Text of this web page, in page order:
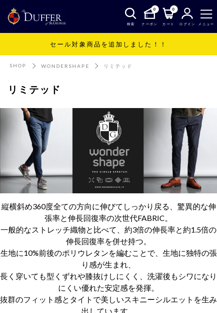
検索
0
クーポン
0
カート ログイン メニュー
セール対象商品を追加しました！！
SHOP WONDERSHAPE リミテッド
リミテッド
縦横斜め360度全ての方向に伸びてしっかり戻る、驚異的な伸
張率と伸長回復率の次世代FABRIC。
一般的なストレッチ織物と比べて、約3倍の伸長率と約1.5倍の
伸長回復率を併せ持つ。
生地に10%前後のポリウレタンを編むことで、生地に独特の張
り感が生まれ、
長く穿いても型くずれや膝抜けしにくく、洗濯後もシワになり
にくい優れた安定感を発揮。
抜群のフィット感とタイトで美しいスキニーシルエットを生み
出しています。